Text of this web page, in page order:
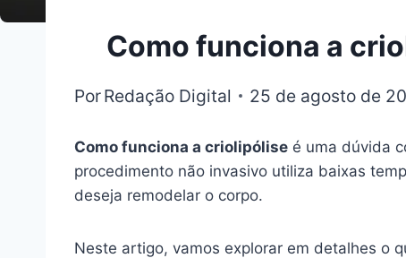
Como funciona a
PorRedação Digital 25 de agosto de
Como funciona a criolipólise é uma dúvida
procedimento não invasivo utiliza baixas
deseja remodelar o corpo.
Neste artigo, vamos explorar em detalhes o